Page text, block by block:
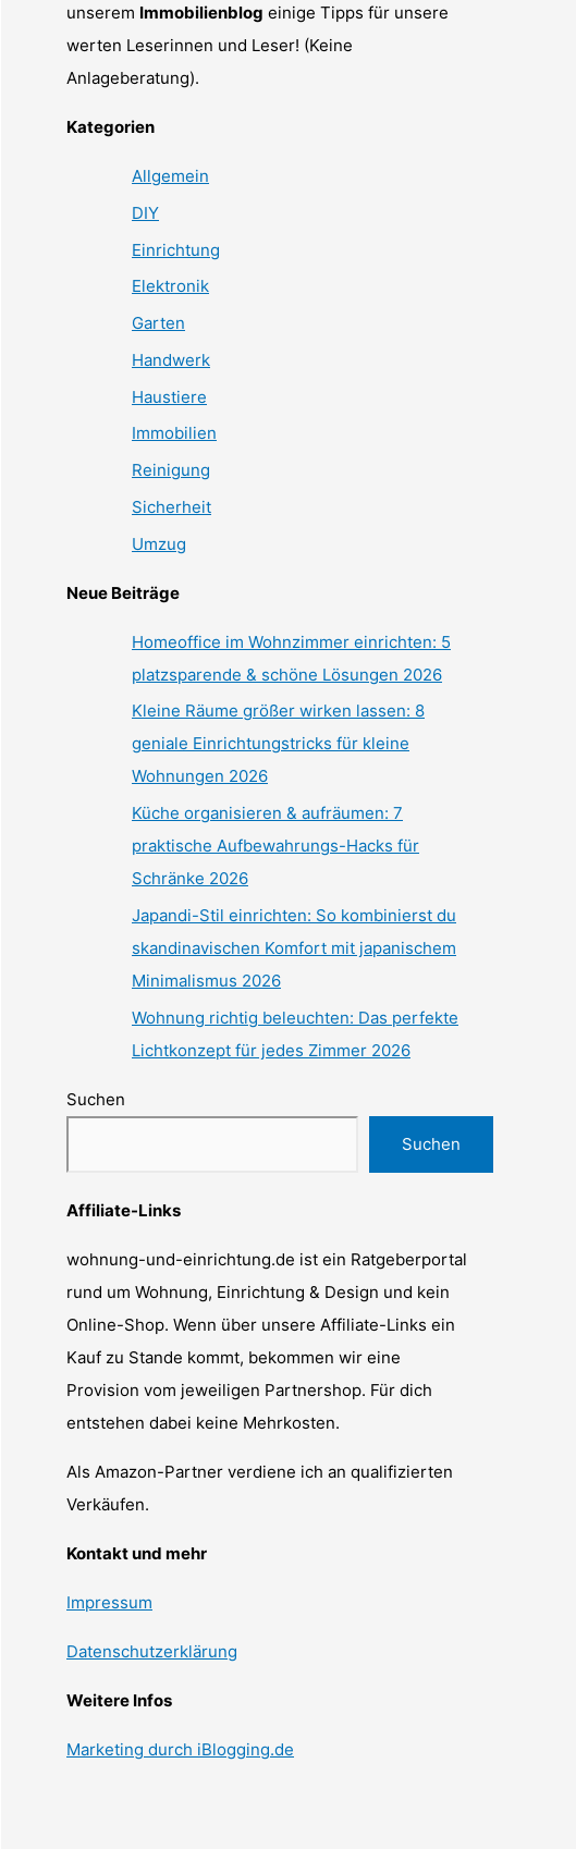
unserem Immobilienblog einige Tipps für unsere
werten Leserinnen und Leser! (Keine
Anlageberatung).
Kategorien
Allgemein
DIY
Einrichtung
Elektronik
Garten
Handwerk
Haustiere
Immobilien
Reinigung
Sicherheit
Umzug
Neue Beiträge
Homeoffice im Wohnzimmer einrichten: 5
platzsparende & schöne Lösungen 2026
Kleine Räume größer wirken lassen: 8
geniale Einrichtungstricks für kleine
Wohnungen 2026
Küche organisieren & aufräumen: 7
praktische Aufbewahrungs-Hacks für
Schränke 2026
Japandi-Stil einrichten: So kombinierst du
skandinavischen Komfort mit japanischem
Minimalismus 2026
Wohnung richtig beleuchten: Das perfekte
Lichtkonzept für jedes Zimmer 2026
Suchen
Suchen
Affiliate-Links
wohnung-und-einrichtung.de ist ein Ratgeberportal
rund um Wohnung, Einrichtung & Design und kein
Online-Shop. Wenn über unsere Affiliate-Links ein
Kauf zu Stande kommt, bekommen wir eine
Provision vom jeweiligen Partnershop. Für dich
entstehen dabei keine Mehrkosten.
Als Amazon-Partner verdiene ich an qualifizierten
Verkäufen.
Kontakt und mehr
Impressum
Datenschutzerklärung
Weitere Infos
Marketing durch iBlogging.de